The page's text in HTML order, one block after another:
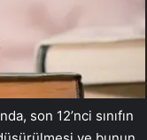
son 12’nci sınıfın